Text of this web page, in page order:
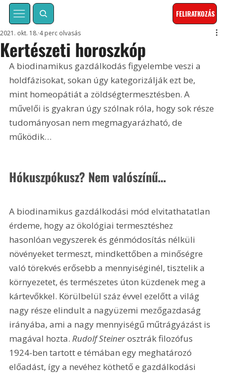
FELIRATKOZÁS
Kertészeti horoszkóp
2021. okt. 18. 4 perc olvasás
A biodinamikus gazdálkodás figyelembe veszi a
holdfázisokat, sokan úgy kategorizálják ezt be,
mint homeopátiát a zöldségtermesztésben. A
művelői is gyakran úgy szólnak róla, hogy sok része
tudományosan nem megmagyarázható, de
működik…
Hókuszpókusz? Nem valószínű…
A biodinamikus gazdálkodási mód elvitathatatlan
érdeme, hogy az ökológiai termesztéshez
hasonlóan vegyszerek és génmódosítás nélküli
növényeket termeszt, mindkettőben a minőségre
való törekvés erősebb a mennyiséginél, tisztelik a
környezetet, és természetes úton küzdenek meg a
kártevőkkel. Körülbelül száz évvel ezelőtt a világ
nagy része elindult a nagyüzemi mezőgazdaság
irányába, ami a nagy mennyiségű műtrágyázást is
magával hozta. Rudolf Steiner osztrák filozófus
1924-ben tartott e témában egy meghatározó
előadást, így a nevéhez köthető e gazdálkodási